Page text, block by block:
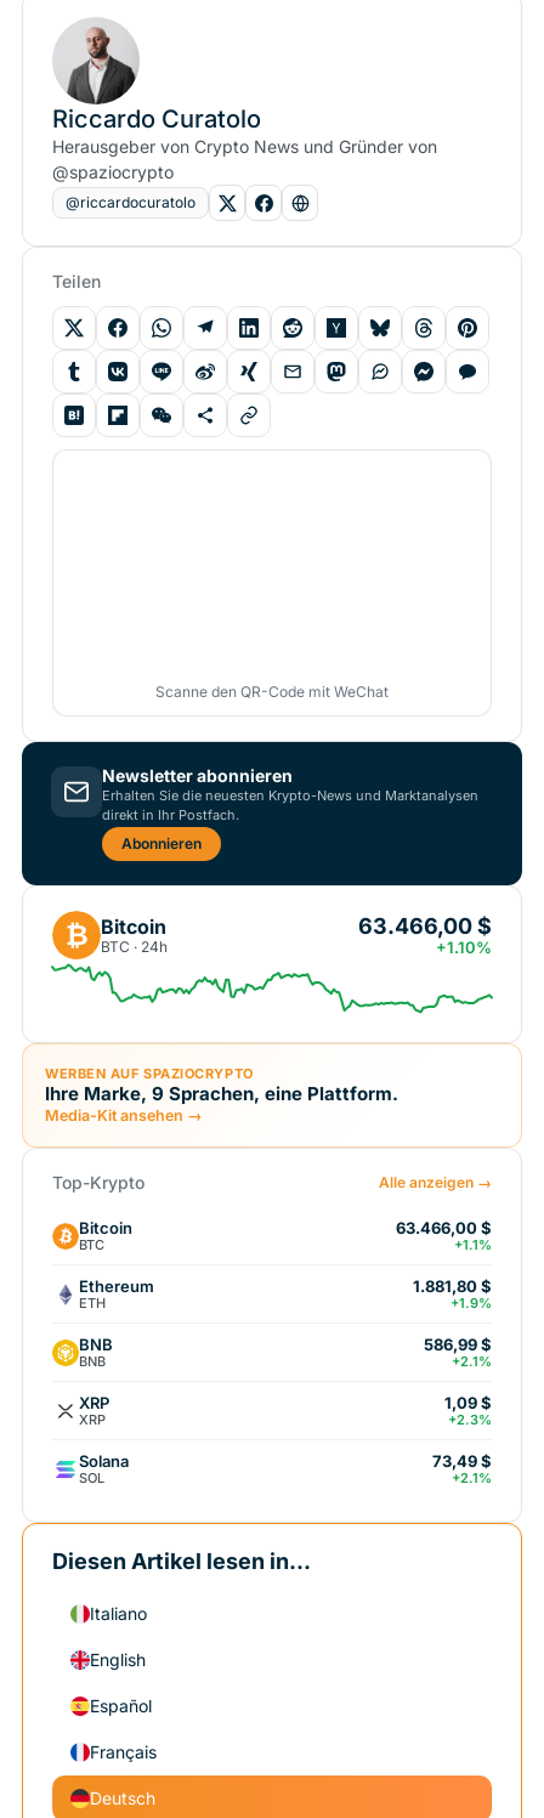
Riccardo Curatolo
Herausgeber von Crypto News und Gründer von
@spaziocrypto
@riccardocuratolo
Teilen
Scanne den QR-Code mit WeChat
Newsletter abonnieren
Erhalten Sie die neuesten Krypto-News und Marktanalysen
direkt in Ihr Postfach.
Abonnieren
₿ Bitcoin
BTC · 24h
63.466,00 $
+1.10%
WERBEN AUF SPAZIOCRYPTO
Ihre Marke, 9 Sprachen, eine Plattform.
Media-Kit ansehen →
Top-Krypto Alle anzeigen →
Bitcoin
BTC
63.466,00 $
+1.1%
Ethereum
ETH
1.881,80 $
+1.9%
BNB
BNB
586,99 $
+2.1%
XRP
XRP
1,09 $
+2.3%
Solana
SOL
73,49 $
+2.1%
Diesen Artikel lesen in...
Italiano
English
Español
Français
Deutsch